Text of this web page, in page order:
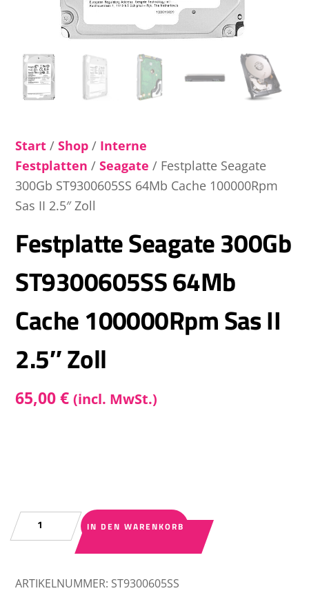
Start /Shop / Interne
Festplatten /Seagate / Festplatte Seagate
300Gb ST9300605SS 64Mb Cache 100000Rpm
Sas II 2.5″ Zoll
Festplatte Seagate 300Gb
ST9300605SS 64Mb
Cache 100000Rpm Sas II
2.5″ Zoll
65,00€ (incl. MwSt.)
Festplatte
Seagate
IN DEN WARENKORB
ARTIKELNUMMER: ST9300605SS